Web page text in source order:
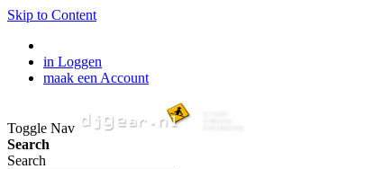
Skip to Content
in Loggen
maak een Account
Toggle Nav
Search
Search